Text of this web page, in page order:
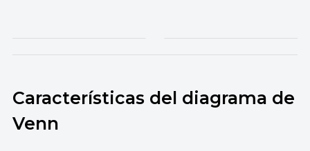
Características del diagrama de
Venn